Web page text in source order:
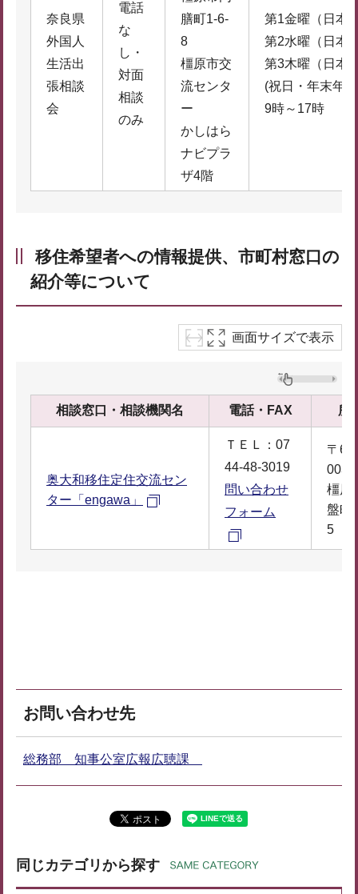
奈良県
外国人
生活出
張相談
会
電話
な
し・
対面
相談
のみ
膳町1-6-
8
橿原市交
流センタ
ー
かしはら
ナビプラ
ザ4階
第1金曜（日本
第2水曜（日本
第3木曜（日本
(祝日・年末年
9時～17時
移住希望者への情報提供、市町村窓口の
紹介等について
画面サイズで表示
相談窓口・相談機関名 電話・FAX 所
奥大和移住定住交流セン
ター「engawa」
ＴＥＬ：07
44-48-3019
問い合わせ
フォーム
〒
003
橿原
盤町
5
お問い合わせ先
総務部 知事公室広報広聴課
同じカテゴリから探す